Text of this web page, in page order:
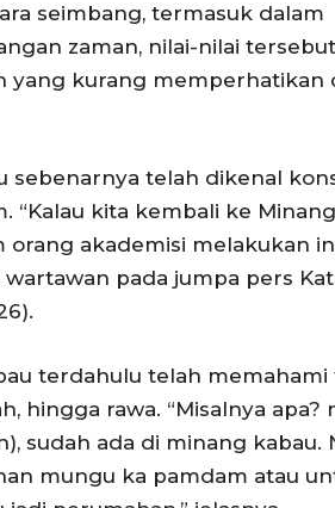
seimbang, termasuk dalam
zaman, nilai-nilai
kurang memperhatikan
sebenarnya telah dikenal
“Kalau kita kembali ke
akademisi melakukan
pada jumpa pers
terdahulu telah memahami
hingga rawa. “Misalnya apa?
sudah ada di minang kabau.
mungu ka pamdam atau